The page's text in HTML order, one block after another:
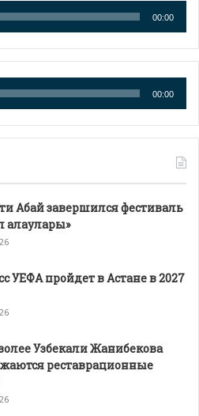
00:00
00:00
Абай завершился фестиваль
алаулары»
УЕФА пройдет в Астане в 2027
Узбекали Жанибекова
реставрационные